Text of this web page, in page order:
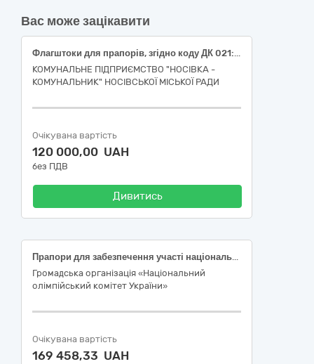
Вас може зацікавити
Флагштоки для прапорів, згідно коду ДК 021:2015 — 35820000-8 Допоміжне екіпірування
КОМУНАЛЬНЕ ПІДПРИЄМСТВО "НОСІВКА -
КОМУНАЛЬНИК" НОСІВСЬКОЇ МІСЬКОЇ РАДИ
Очікувана вартість
120 000,00 UAH
без ПДВ
Дивитись
Прапори для забезпечення участі національної збірної команди України в ІV літніх Юнацьких Олімпійських іграх 2026 року в м. Дакар
Громадська організація «Національний
олімпійський комітет України»
Очікувана вартість
169 458,33 UAH